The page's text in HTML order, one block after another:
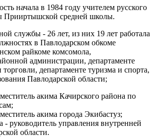
начала в 1984 году учителем русского
Прииртышской средней школы.
службы - 26 лет, из них 19 лет работала
в Павлодарском обкоме
райкоме комсомола,
администрации, департаменте
департаменте туризма и спорта,
Павлодарской области;
акима Качирского района по
акима города Экибастуз;
- руководитель управления внутренней
области.